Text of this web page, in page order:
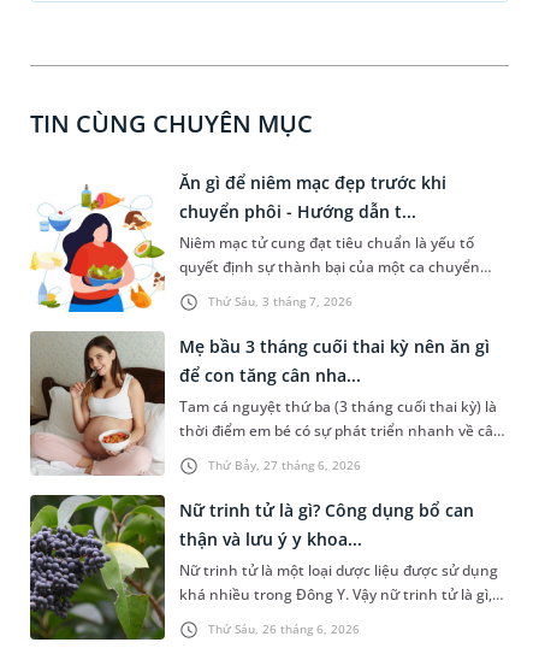
TIN CÙNG CHUYÊN MỤC
Thứ Sáu, 3 tháng 7, 2026
Ăn gì để niêm mạc đẹp trước khi
chuyển phôi - Hướng dẫn t...
Niêm mạc tử cung đạt tiêu chuẩn là yếu tố
quyết định sự thành bại của một ca chuyển
phôi IVF. Để đảm bảo điều này, chị em thường
thắc mắc rất nhiều vấn đề, bao gồm ăn gì để
niêm mạc đẹp trước khi chuyển phôi. Bài viết
sau đây sẽ chia sẻ chi tiết hơn về chủ đề này để
chị em tham khảo.
Thứ Bảy, 27 tháng 6, 2026
Mẹ bầu 3 tháng cuối thai kỳ nên ăn gì
để con tăng cân nha...
Tam cá nguyệt thứ ba (3 tháng cuối thai kỳ) là
thời điểm em bé có sự phát triển nhanh về cân
nặng, đồng thời hoàn thiện các cơ quan nội
tạng quan trọng như não bộ, hệ hô hấp và hệ
xương khớp. Nhiều mẹ bầu khi đi siêu âm ở
những tuần cuối cảm thấy vô cùng lo lắng khi
bác sĩ thông báo chỉ số cân nặng của con nhẹ
hơn so với tiêu chuẩn tuần tuổi. Vậy 3 tháng
cuối thai kỳ nên ăn gì để con tăng cân nhanh
và khỏe mạnh?
Thứ Sáu, 26 tháng 6, 2026
Nữ trinh tử là gì? Công dụng bổ can
thận và lưu ý y khoa...
Nữ trinh tử là một loại dược liệu được sử dụng
khá nhiều trong Đông Y. Vậy nữ trinh tử là gì,
đặc tính sinh học và công dụng như thế nào?
Những kiến thức này sẽ được chia sẻ trong bài